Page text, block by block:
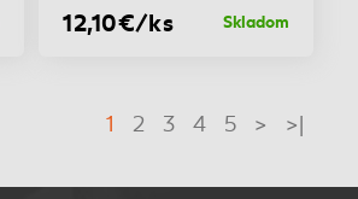
12,10€/ks Skladom
1 2 3 4 5 > >|